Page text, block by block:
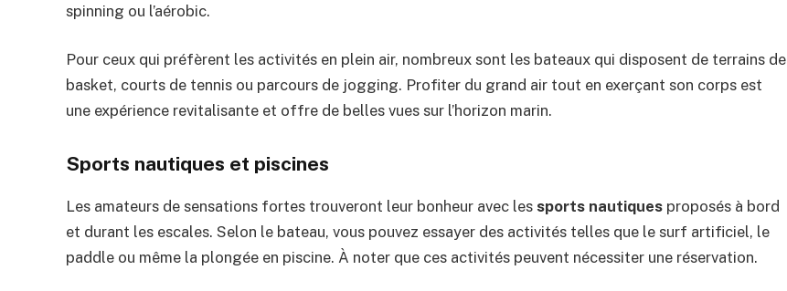
spinning ou l’aérobic.
Pour ceux qui préfèrent les activités en plein air, nombreux sont les bateaux qui disposent de terrains de
basket, courts de tennis ou parcours de jogging. Profiter du grand air tout en exerçant son corps est
une expérience revitalisante et offre de belles vues sur l’horizon marin.
Sports nautiques et piscines
Les amateurs de sensations fortes trouveront leur bonheur avec les sports nautiques proposés à bord
et durant les escales. Selon le bateau, vous pouvez essayer des activités telles que le surf artificiel, le
paddle ou même la plongée en piscine. À noter que ces activités peuvent nécessiter une réservation.